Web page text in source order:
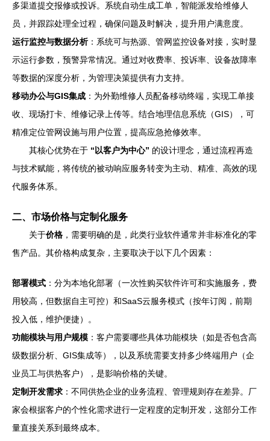
多渠道提交报修或投诉。系统自动生成工单，智能派发给维修人
员，并跟踪处理全过程，确保问题及时解决，提升用户满意度。
运行监控与数据分析：系统可与热源、管网监控设备对接，实时显
示运行参数，预警异常情况。通过对收费率、投诉率、设备故障率
等数据的深度分析，为管理决策提供有力支持。
移动办公与GIS集成 ：为外勤维修人员配备移动终端，实现工单接
收、现场打卡、维修记录上传等。结合地理信息系统（GIS），可
精准定位管网设施与用户位置，提高应急抢修效率。
其核心优势在于 “以客户为中心” 的设计理念，通过流程再造
与技术赋能，将传统的被动响应服务转变为主动、精准、高效的现
代服务体系。
二、市场价格与定制化服务
关于价格 ，需要明确的是，此类行业软件通常并非标准化的零
售产品。其价格构成复杂，主要取决于以下几个因素：
部署模式 ：分为本地化部署（一次性购买软件许可和实施服务，费
用较高，但数据自主可控）和SaaS云服务模式（按年订阅，前期
投入低，维护便捷）。
功能模块与用户规模 ：客户需要哪些具体功能模块（如是否包含高
级数据分析、GIS集成等），以及系统需要支持多少终端用户（企
业员工与供热客户），是影响价格的关键。
定制开发需求 ：不同供热企业的业务流程、管理规则存在差异。厂
家会根据客户的个性化需求进行一定程度的定制开发，这部分工作
量直接关系到最终成本。